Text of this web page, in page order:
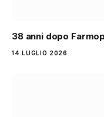
38 anni dopo
14 LUGLIO 2026